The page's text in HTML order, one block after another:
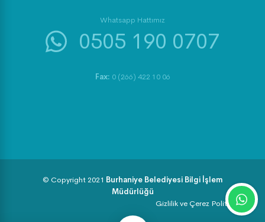
Whatsapp Hattımız
0505 190 0707
Fax: 0 (266) 422 10 06
© Copyright 2021 Burhaniye Belediyesi Bilgi İşlem
Müdürlüğü
Gizlilik ve Çerez Politikası